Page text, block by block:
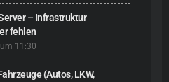
– Infrastruktur
fehlen
11:30
(Autos, LKW,